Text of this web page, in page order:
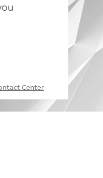
Center